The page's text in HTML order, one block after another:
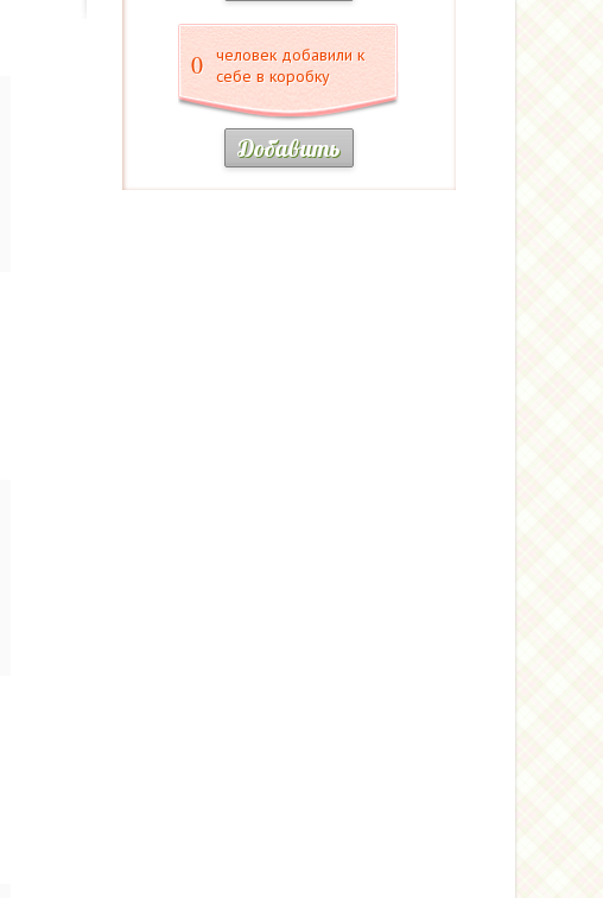
0
человек добавили к
себе в коробку
Добавить